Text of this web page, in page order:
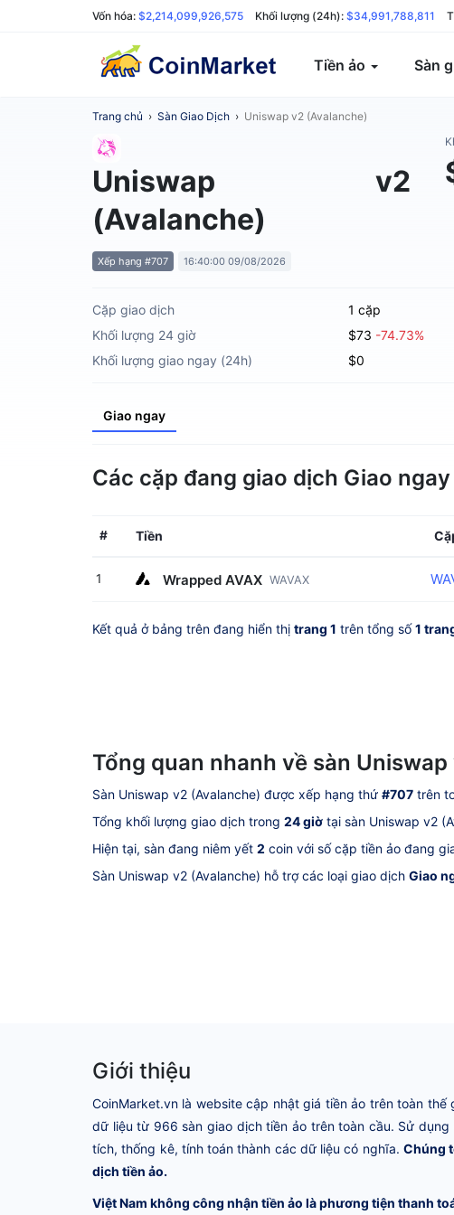
Vốn hóa: $2,214,099,926,575 Khối lượng (24h): $34,991,788,811
Tiền ảo Sàn
Trang chủ › Sàn Giao Dịch › Uniswap v2 (Avalanche)
Uniswap v2
(Avalanche)
Xếp hạng #707 16:40:00 09/08/2026
Cặp giao dịch 1 cặp
Khối lượng 24 giờ
$73 -74.73%
Khối lượng giao ngay (24h)
$0
Giao ngay
Các cặp đang giao dịch Giao
# Tiền
1 Wrapped AVAX WAVAX
Kết quả ở bảng trên đang hiển thị trang 1 trên tổng số1
Tổng quan nhanh về sàn
Sàn Uniswap v2 (Avalanche) được xếp hạng thứ #707 trên
Tổng khối lượng giao dịch trong 24 giờ tại sàn Uniswap v2
Hiện tại, sàn đang niêm yết 2 coin với số cặp tiền ảo đang
Sàn Uniswap v2 (Avalanche) hỗ trợ các loại giao dịch Giao
Giới thiệu
CoinMarket.vn là website cập nhật giá tiền ảo trên toàn thế
dữ liệu từ 966 sàn giao dịch tiền ảo trên toàn cầu. Sử
tích, thống kê, tính toán thành các dữ liệu có nghĩa. Chúng
dịch tiền ảo.
Việt Nam không công nhận tiền ảo là phương tiện thanh